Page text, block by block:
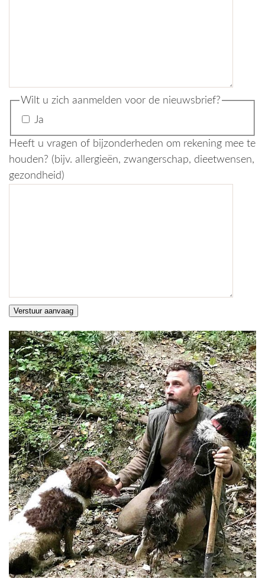
Wilt u zich aanmelden voor de nieuwsbrief?
Ja
Heeft u vragen of bijzonderheden om rekening mee te
houden? (bijv. allergieën, zwangerschap, dieetwensen,
gezondheid)
Verstuur aanvaag